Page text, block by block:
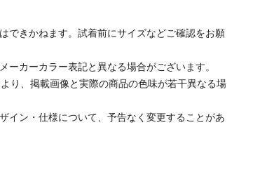
できかねます。試着前にサイズなどご確認をお願
カーカラー表記と異なる場合がございます。
り、掲載画像と実際の商品の色味が若干異なる場
イン・仕様について、予告なく変更することがあ